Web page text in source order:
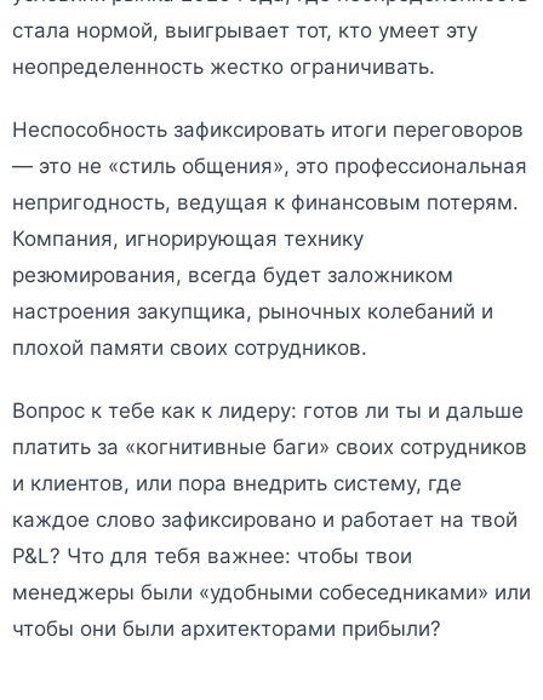
стала нормой, выигрывает тот, кто умеет эту
неопределенность жестко ограничивать.
Неспособность зафиксировать итоги переговоров
— это не «стиль общения», это профессиональная
непригодность, ведущая к финансовым потерям.
Компания, игнорирующая технику
резюмирования, всегда будет заложником
настроения закупщика, рыночных колебаний и
плохой памяти своих сотрудников.
Вопрос к тебе как к лидеру: готов ли ты и дальше
платить за «когнитивные баги» своих сотрудников
и клиентов, или пора внедрить систему, где
каждое слово зафиксировано и работает на твой
P&L? Что для тебя важнее: чтобы твои
менеджеры были «удобными собеседниками» или
чтобы они были архитекторами прибыли?